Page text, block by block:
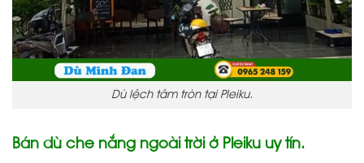
Dù lệch tâm tròn tại Pleiku.
Bán dù che nắng ngoài trời ở Pleiku uy tín.